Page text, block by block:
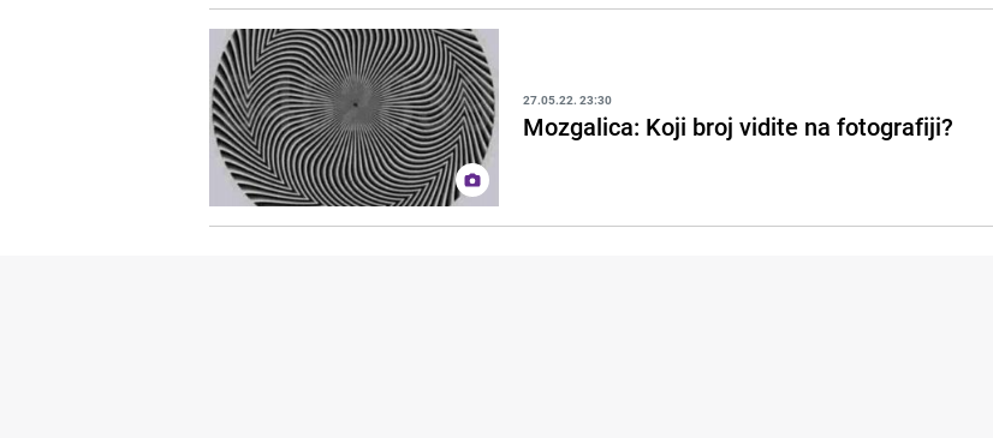
27.05.22. 23:30
Mozgalica: Koji broj vidite na fotografiji?